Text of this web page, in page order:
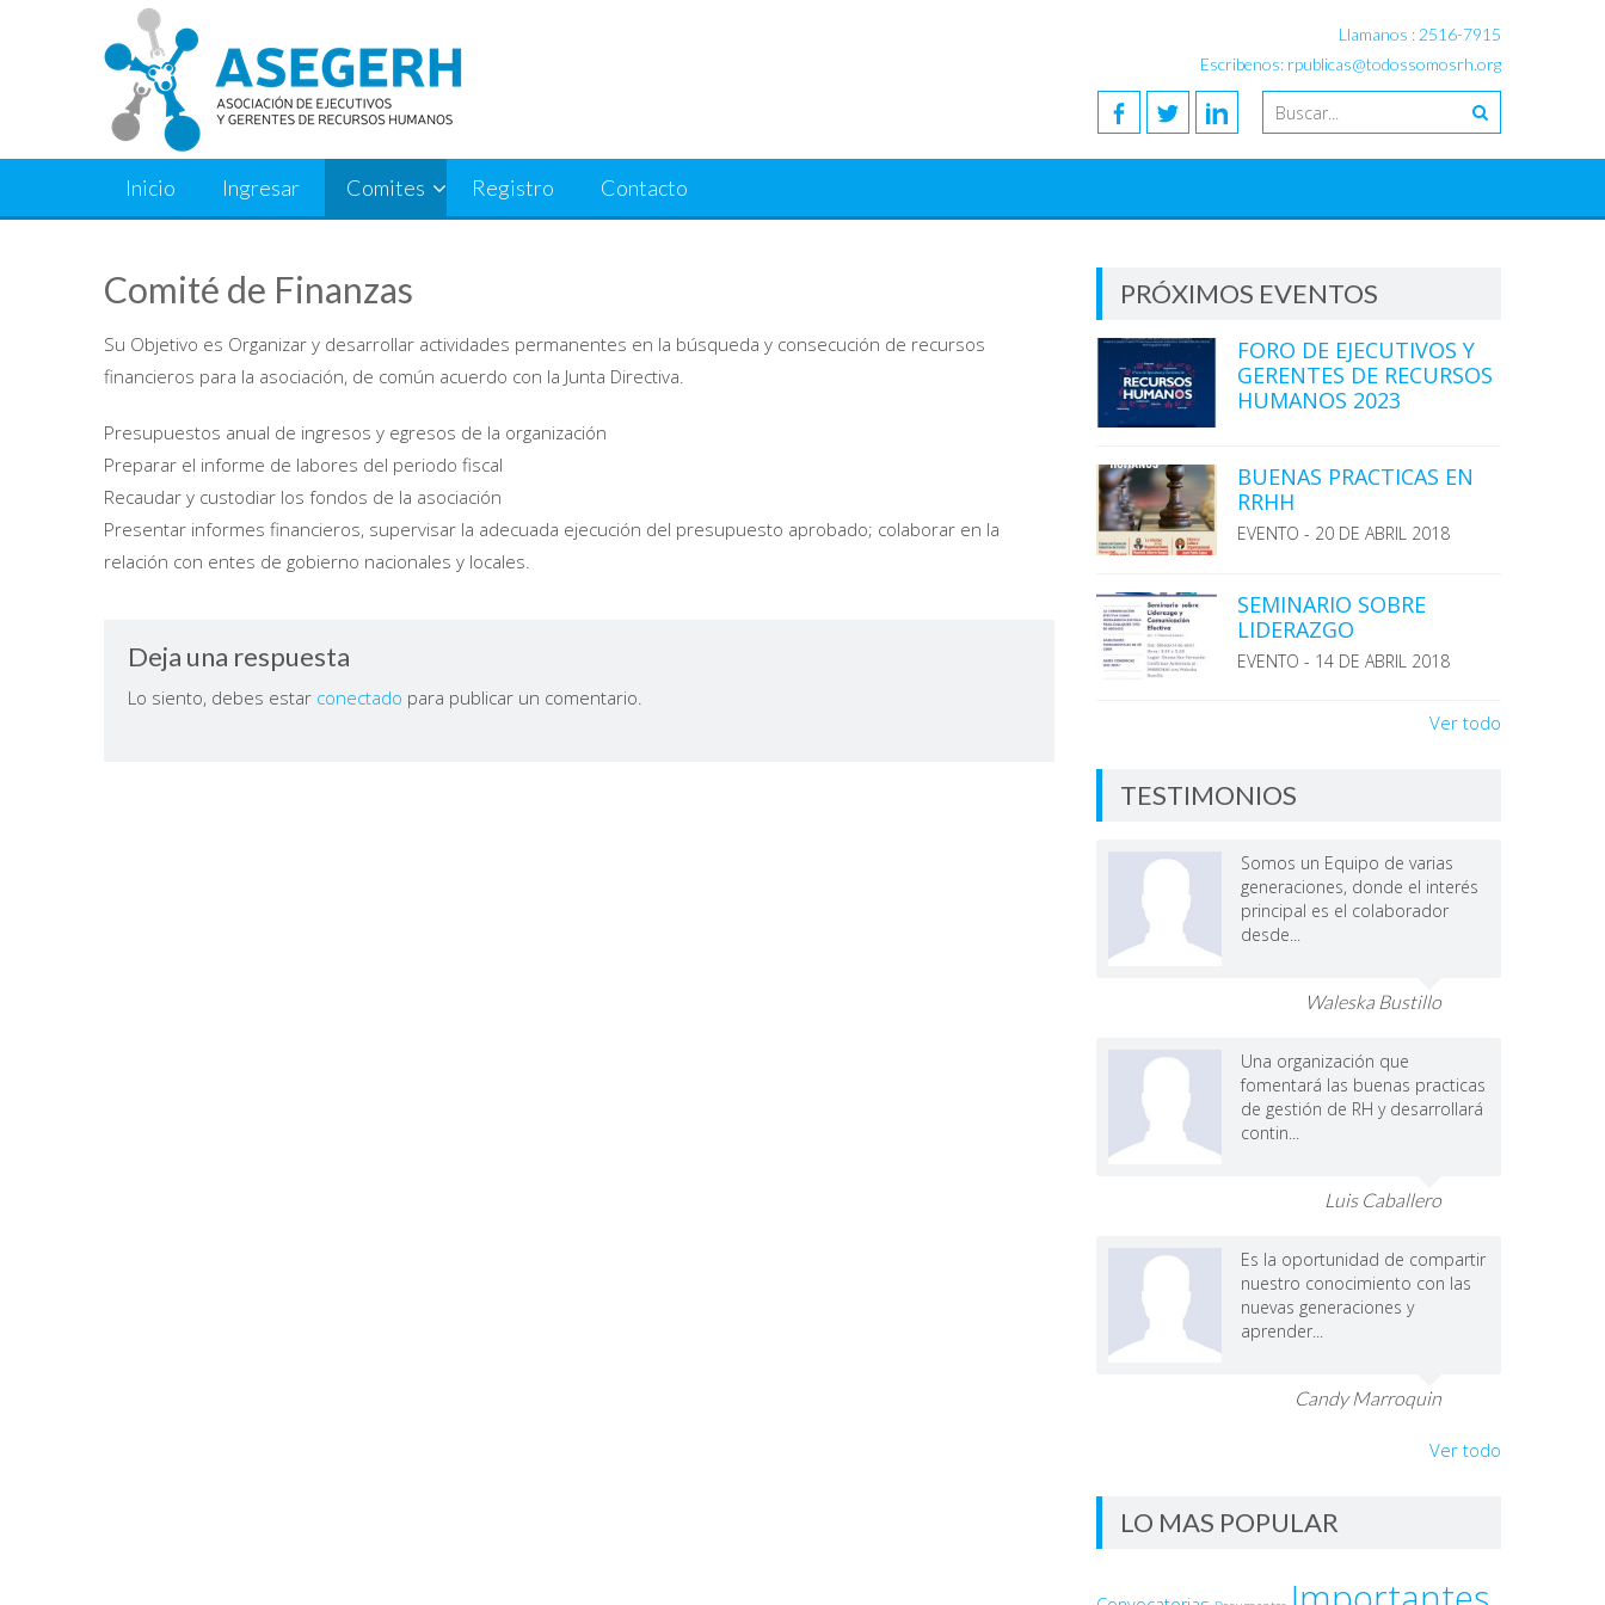
Llamanos : 2516-7915
Escribenos: rpublicas@todossomosrh.org
Inicio Ingresar Comites Registro Contacto
Comité de Finanzas
Su Objetivo es Organizar y desarrollar actividades permanentes en la búsqueda y consecución de recursos
financieros para la asociación, de común acuerdo con la Junta Directiva.
Presupuestos anual de ingresos y egresos de la organización
Preparar el informe de labores del periodo fiscal
Recaudar y custodiar los fondos de la asociación
Presentar informes financieros, supervisar la adecuada ejecución del presupuesto aprobado; colaborar en la
relación con entes de gobierno nacionales y locales.
Deja una respuesta
Lo siento, debes estar conectado para publicar un comentario.
PRÓXIMOS EVENTOS
FORO DE EJECUTIVOS Y
GERENTES DE RECURSOS
HUMANOS 2023
BUENAS PRACTICAS EN
RRHH
EVENTO - 20 DE ABRIL 2018
SEMINARIO SOBRE
LIDERAZGO
EVENTO - 14 DE ABRIL 2018
Ver todo
TESTIMONIOS
Somos un Equipo de varias
generaciones, donde el interés
principal es el colaborador
desde...
Waleska Bustillo
Una organización que
fomentará las buenas practicas
de gestión de RH y desarrollará
contin...
Luis Caballero
Es la oportunidad de compartir
nuestro conocimiento con las
nuevas generaciones y
aprender...
Candy Marroquin
Ver todo
LO MAS POPULAR